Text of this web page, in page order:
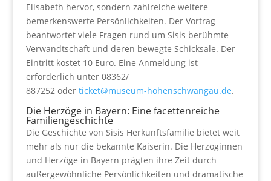
Elisabeth hervor, sondern zahlreiche weitere
bemerkenswerte Persönlichkeiten. Der Vortrag
beantwortet viele Fragen rund um Sisis berühmte
Verwandtschaft und deren bewegte Schicksale. Der
Eintritt kostet 10 Euro. Eine Anmeldung ist
erforderlich unter 08362/
887252 oder ticket@museum-hohenschwangau.de.
Die Herzöge in Bayern: Eine facettenreiche
Familiengeschichte
Die Geschichte von Sisis Herkunftsfamilie bietet weit
mehr als nur die bekannte Kaiserin. Die Herzoginnen
und Herzöge in Bayern prägten ihre Zeit durch
außergewöhnliche Persönlichkeiten und dramatische